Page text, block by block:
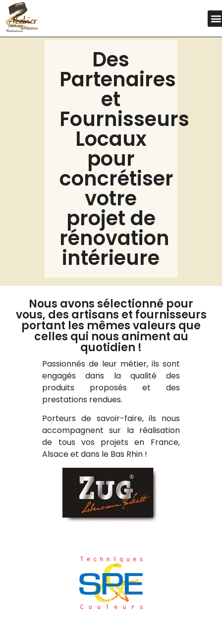
Des
Partenaires
et
Fournisseurs
Locaux
pour
concrétiser
votre
projet de
rénovation
intérieure
Nous avons sélectionné pour
vous, des artisans et fournisseurs
portant les mêmes valeurs que
celles qui nous animent au
quotidien !
Passionnés de leur métier, ils sont
engagés dans la qualité des
produits proposés et des
prestations rendues.
Porteurs de savoir-faire, ils nous
accompagnent sur la réalisation
de tous vos projets en France,
Alsace et dans le Bas Rhin !